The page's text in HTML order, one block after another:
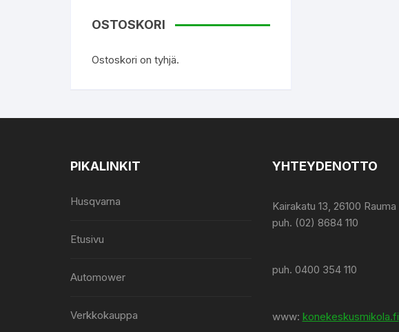
OSTOSKORI
Ostoskori on tyhjä.
PIKALINKIT
Husqvarna
Etusivu
Automower
Verkkokauppa
YHTEYDENOTTO
Kairakatu 13, 26100 Rauma
puh. (02) 8684 110
puh. 0400 354 110
www: konekeskusmikola.fi